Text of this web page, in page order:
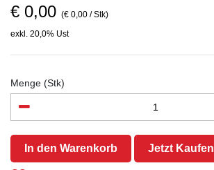
€ 0,00 (€ 0,00 / Stk)
exkl. 20,0% Ust
Menge (Stk)
In den Warenkorb Jetzt Kaufen